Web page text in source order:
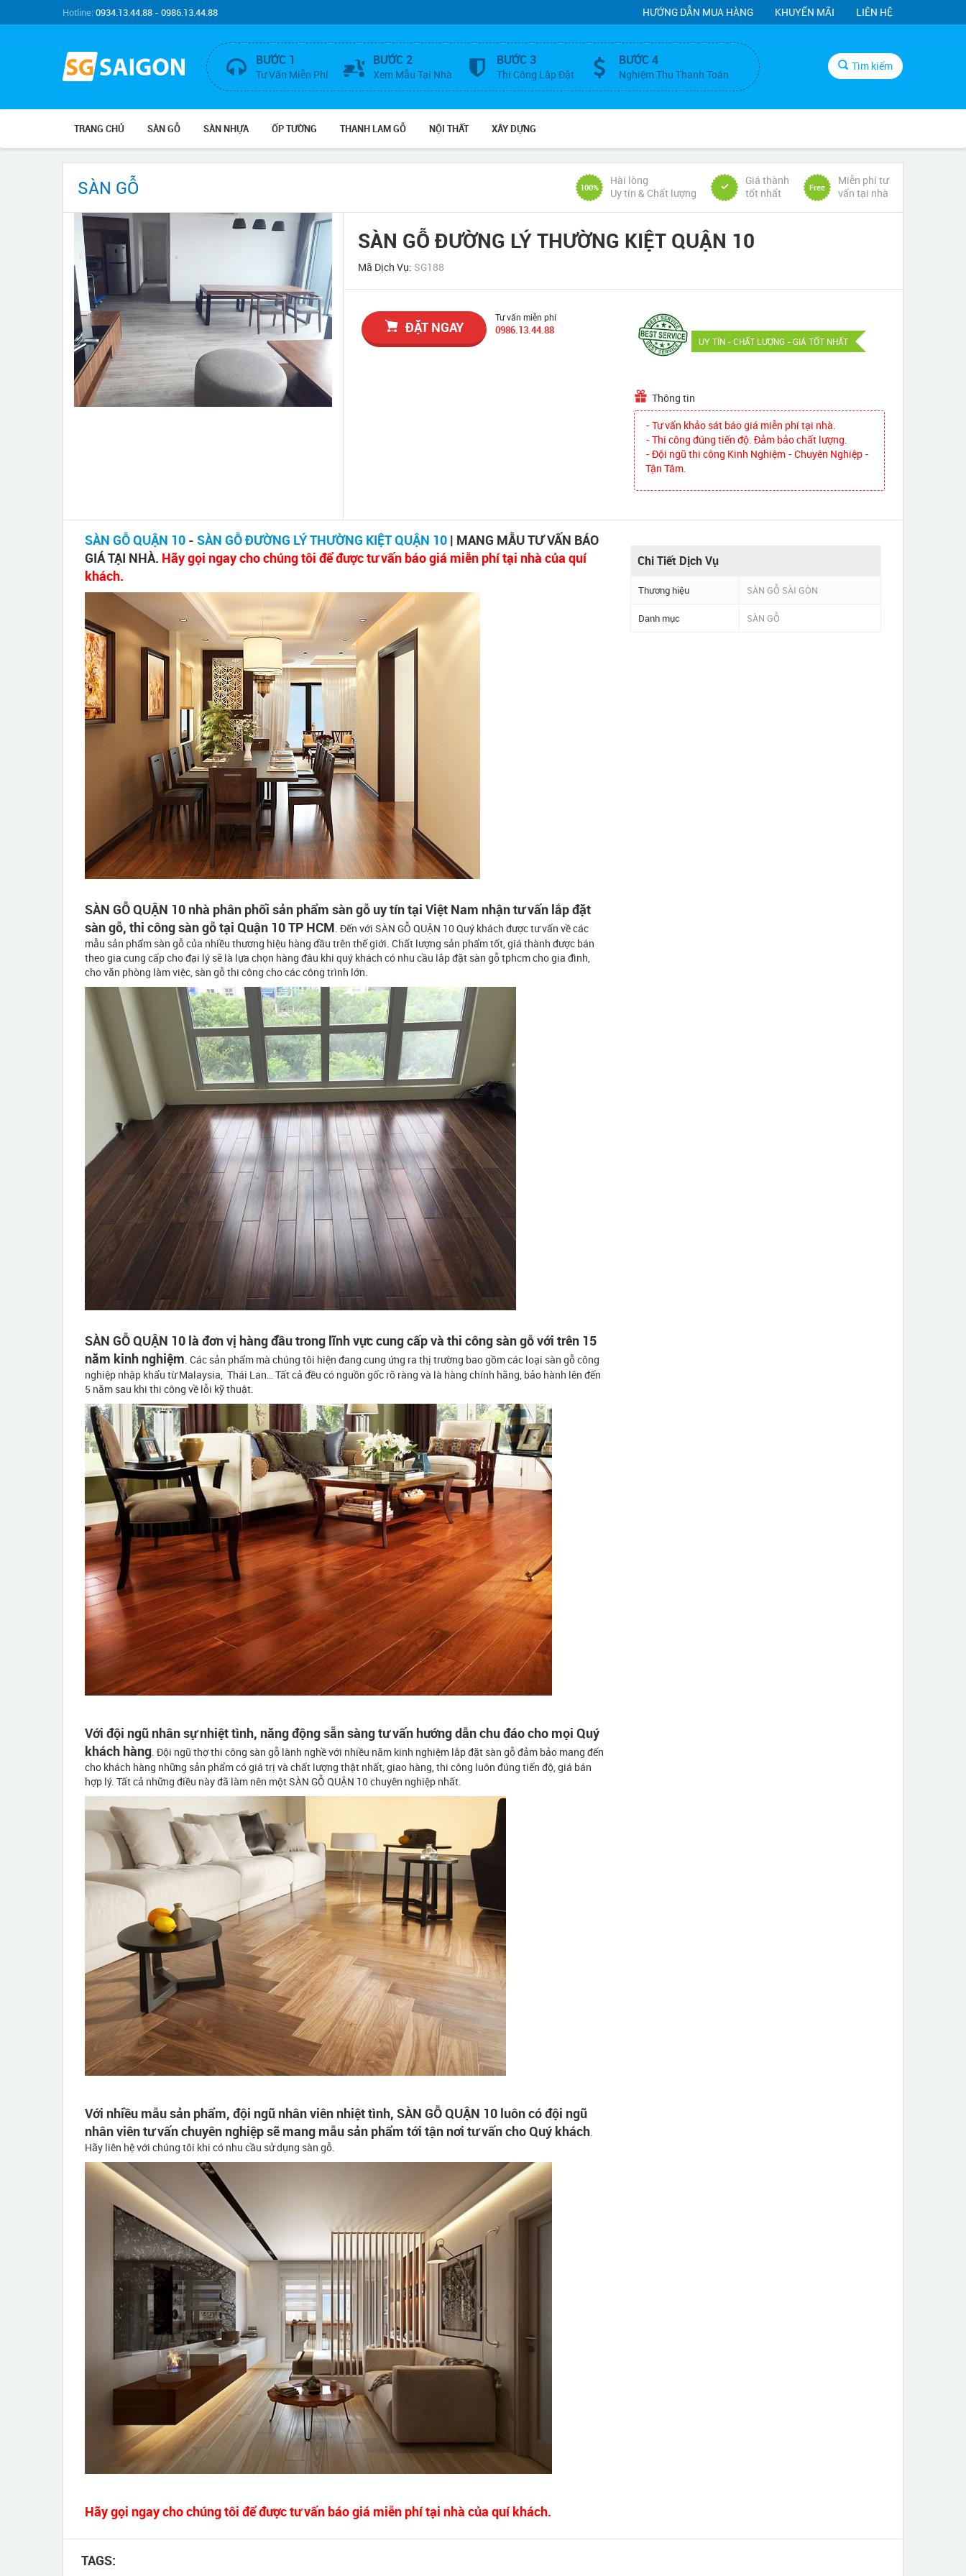
Hotline:0934.13.44.88 - 0986.13.44.88 HƯỚNG DẪN MUA HÀNG KHUYẾN MÃI LIÊN HỆ
BƯỚC 1
Tư Vấn Miễn Phí
BƯỚC 2
Xem Mẫu Tại Nhà
BƯỚC 3
Thi Công Lắp Đặt
BƯỚC 4
Nghiệm Thu Thanh Toán
Tìm kiếm
TRANG CHỦ SÀN GỖ SÀN NHỰA ỐP TƯỜNG THANH LAM GỖ NỘI THẤT XÂY DỰNG
SÀN GỖ 100%
Hài lòng
Uy tín & Chất lượng
Giá thành
tốt nhất
Free
Miễn phí tư
vấn tại nhà
SÀN GỖ ĐƯỜNG LÝ THƯỜNG KIỆT QUẬN 10
Mã Dịch Vụ: SG188
ĐẶT NGAY
Tư vấn miễn phí
0986.13.44.88
UY TÍN - CHẤT LƯỢNG - GIÁ TỐT NHẤT
Thông tin
- Tư vấn khảo sát báo giá miễn phí tại nhà.
- Thi công đúng tiến độ. Đảm bảo chất lượng.
- Đội ngũ thi công Kinh Nghiệm - Chuyên Nghiệp -
Tận Tâm.
SÀN GỖ QUẬN 10 - SÀN GỖ ĐƯỜNG LÝ THƯỜNG KIỆT QUẬN 10 | MANG MẪU TƯ VẤN BÁO
GIÁ TẠI NHÀ. Hãy gọi ngay cho chúng tôi để được tư vấn báo giá miễn phí tại nhà của quí
khách.
SÀN GỖ QUẬN 10 nhà phân phối sản phẩm sàn gỗ uy tín tại Việt Nam nhận tư vấn lắp đặt
sàn gỗ, thi công sàn gỗ tại Quận 10 TP HCM. Đến với SÀN GỖ QUẬN 10 Quý khách được tư vấn về các
mẫu sản phẩm sàn gỗ của nhiều thương hiệu hàng đầu trên thế giới. Chất lượng sản phẩm tốt, giá thành được bán
theo gia cung cấp cho đại lý sẽ là lựa chọn hàng đâu khi quý khách có nhu cầu lắp đặt sàn gỗ tphcm cho gia đình,
cho văn phòng làm việc, sàn gỗ thi công cho các công trình lớn.
SÀN GỖ QUẬN 10 là đơn vị hàng đầu trong lĩnh vực cung cấp và thi công sàn gỗ với trên 15
năm kinh nghiệm. Các sản phẩm mà chúng tôi hiện đang cung ứng ra thị trường bao gồm các loại sàn gỗ công
nghiệp nhập khẩu từ Malaysia, Thái Lan… Tất cả đều có nguồn gốc rõ ràng và là hàng chính hãng, bảo hành lên đến
5 năm sau khi thi công về lỗi kỹ thuật.
Với đội ngũ nhân sự nhiệt tình, năng động sẵn sàng tư vấn hướng dẫn chu đáo cho mọi Quý
khách hàng. Đội ngũ thợ thi công sàn gỗ lành nghề với nhiều năm kinh nghiệm lắp đặt sàn gỗ đảm bảo mang đến
cho khách hàng những sản phẩm có giá trị và chất lượng thật nhất, giao hàng, thi công luôn đúng tiến độ, giá bán
hợp lý. Tất cả những điều này đã làm nên một SÀN GỖ QUẬN 10 chuyên nghiệp nhất.
Với nhiều mẫu sản phẩm, đội ngũ nhân viên nhiệt tình, SÀN GỖ QUẬN 10 luôn có đội ngũ
nhân viên tư vấn chuyên nghiệp sẽ mang mẫu sản phẩm tới tận nơi tư vấn cho Quý khách.
Hãy liên hệ với chúng tôi khi có nhu cầu sử dụng sàn gỗ.
Hãy gọi ngay cho chúng tôi để được tư vấn báo giá miễn phí tại nhà của quí khách.
Chi Tiết Dịch Vụ
Thương hiệu SÀN GỖ SÀI GÒN
Danh mục SÀN GỖ
TAGS: